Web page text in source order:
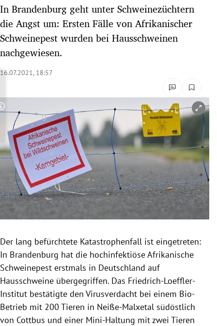
Untermenü
Untermenü
Untermenü
Untermenü
Untermenü
Untermenü
In Brandenburg geht unter Schweinezüchtern
die Angst um: Ersten Fälle von Afrikanischer
Schweinepest wurden bei Hausschweinen
nachgewiesen.
16.07.2021, 18:57
Copyright-Hinweis öffnen/schließen
Der lang befürchtete Katastrophenfall ist eingetreten:
In Brandenburg hat die hochinfektiöse Afrikanische
Schweinepest erstmals in Deutschland auf
Hausschweine übergegriffen. Das Friedrich-Loeffler-
Institut bestätigte den Virusverdacht bei einem Bio-
Betrieb mit 200 Tieren in Neiße-Malxetal südöstlich
von Cottbus und einer Mini-Haltung mit zwei Tieren